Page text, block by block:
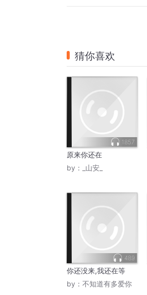
猜你喜欢
1857
原来你还在
by：
_山安_
489
你还没来,我还在等
by： 不知道有多爱你